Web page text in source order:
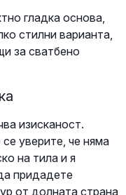
гладка основа,
стилни варианта,
за сватбено
изисканост.
уверите, че няма
на тила и я
придадете
от долната страна